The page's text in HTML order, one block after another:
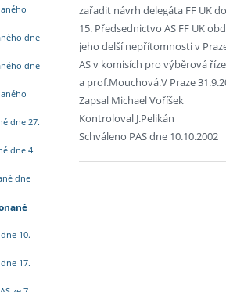
dne
dne
dne 27.
dne 4.
dne
10.
17.
zařadit návrh delegáta FF UK
15. Předsednictvo AS FF UK
jeho delší nepřítomnosti v
AS v komisích pro výběrová
a prof.Mouchová.V Praze
Zapsal Michael Voříšek
Kontroloval J.Pelikán
Schváleno PAS dne 10.10.2002